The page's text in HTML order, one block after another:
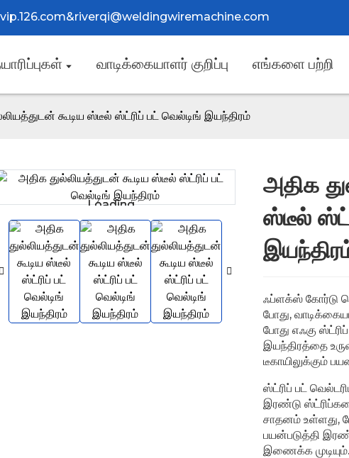
&riverqi@weldingwiremachine.com
வாடிக்கையாளர் குறிப்பு எங்களை பற்றி
கூடிய ஸ்டீல் ஸ்ட்ரிப் பட் வெல்டிங் இயந்திரம்
Loading...
Loading...
அதிக
ஸ்டீல்
ஃப்ளக்ஸ் கோர்டு
போது,
போது எஃகு
இயந்திரத்தை
டீகாயிலுக்கும்
ஸ்ட்ரிப் பட்
இரண்டு
சாதனம் உள்ளது,
பயன்படுத்தி
இணைக்க